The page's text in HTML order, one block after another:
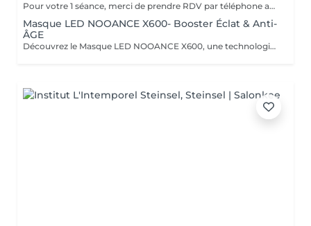
Pour votre 1 séance, merci de prendre RDV par téléphone afin que nous puissions définir ensemble le programme le plus adapté à vos attentes : +352 661 271 063 Infrathérapie Vital Dome une chaleur douce et profonde Souvent comparée au sauna, l'infrathérapie est différente : elle utilise les infrarouges longs (sans lumière, chaleur progressive). Résultat : une élimination jusqu'à 20 fois plus de toxines et metaux lourds qu'un sauna classique, tout en apportant confort et détente. Bienfaits : * Détox : élimine toxines et métaux lourds, relance le drainage, oxygène les tissus. * Beauté : raffermit, régénère la peau, atténue rides et cellulite. * Relaxation : réduit stress, tensions nerveuses et améliore le sommeil. * Sport : récupération, oxygénation musculaire, réduit courbatures et raideurs. * Santé : stimule l'immunité, apaise douleurs articulaires et rhumatismes. * Saisons : en hiver, réchauffe durablement et prévient les maux ; en été, soulage jambes lourdes et rétention d'eau. Avec ses 38 programmes personnalisés, l'infrathérapie s'adapte à vos besoins Cure conseillée : 1 à 2 séances par semaine pendant 5 semaines, puis 1 toutes les 1 à 2 semaines. Tarifs : séance 45 min 49€ | séance 60 min 59€ | forfaits disponibles : Séances de 45 min 5 séances : 200€ 10 séances : 350€ 20 séances : 600€ Séances de 60 min. 1 séance de 1h : 59€ 5 séances : 240€ 10 séances : 475€ 20 séances : 850€ Pour plus d'informations, consultez notre site : https://www.oxyzen.lu/massages/infratherapie.html
Masque LED NOOANCE X600- Booster Éclat & Anti-
ÂGE
Découvrez le Masque LED NOOANCE X600, une technologie de luminothérapie conçue pour améliorer l'éclat de la peau, stimuler le collagène et aider à réduire les signes de fatigue et de l'âge en seulement 10 minutes. Séance découverte : 15€ au lieu de 20€ Si vous testez le masque puis décidez de l'acheter chez OXYZEN MAMER : 10% de remise sur le masque NOOANCE X600 : 629,10€ au lieu de 699€ Séance découverte remboursée : -20€ 2 séances d'Infrathérapie offertes d'une valeur de 98€ Soit un avantage total de 187,90€ offert chez OXYZEN MAMER. L'association du Masque NOOANCE X600 et de l'Infrathérapie permet d'optimiser les résultats grâce à une meilleure stimulation et récupération cellulaire.